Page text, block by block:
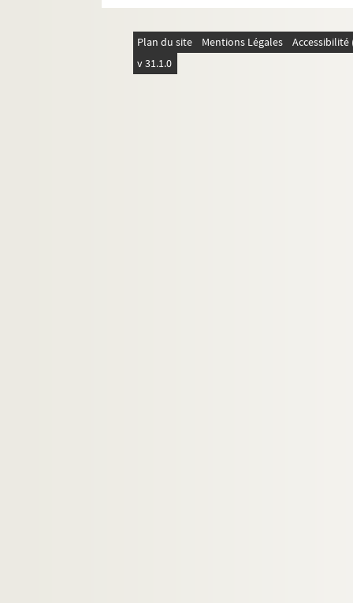
Plan du site Mentions Légales
v 31.1.0